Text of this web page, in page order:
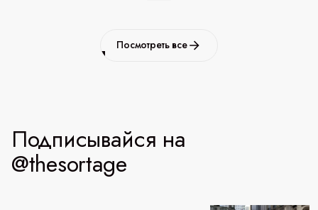
Посмотреть все
Подписывайся на
@thesortage